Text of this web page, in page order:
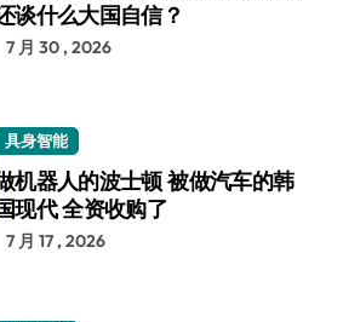
谈什么大国自信？
7 月 30 , 2026
具身智能
机器人的波士顿 被做汽车的韩
现代 全资收购了
7 月 17 , 2026